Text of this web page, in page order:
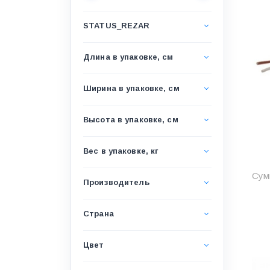
Гидроизоляция
комплектующие
Дренажные системы
регулирующая
Инженерная сантехника и
STATUS_REZAR
Длина в упаковке, см
Ширина в упаковке, см
Высота в упаковке, см
Вес в упаковке, кг
Производитель
Страна
Цвет